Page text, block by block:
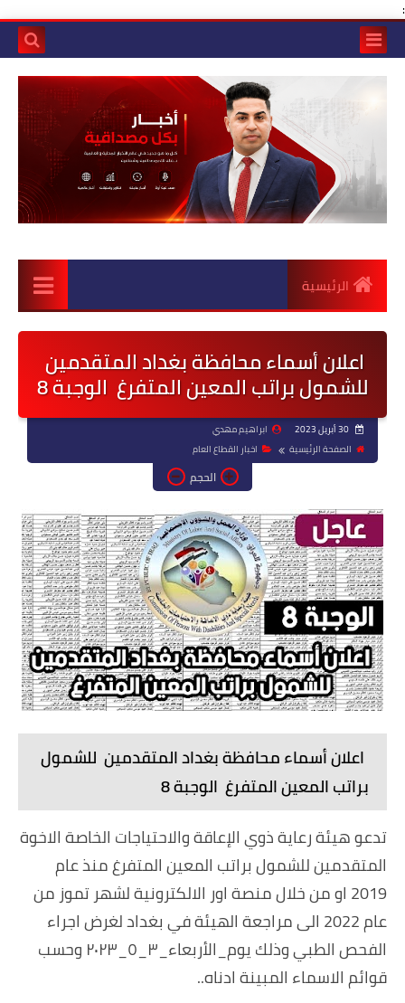
:
الرئيسية
اعلان أسماء محافظة بغداد المتقدمين
للشمول براتب المعين المتفرغ الوجبة 8
30 أبريل 2023
ابراهيم مهدي
الصفحة الرئيسية
اخبار القطاع العام
الحجم
اعلان أسماء محافظة بغداد المتقدمين للشمول
براتب المعين المتفرغ الوجبة 8
تدعو هيئة رعاية ذوي الإعاقة والاحتياجات الخاصة الاخوة
المتقدمين للشمول براتب المعين المتفرغ منذ عام
2019 او من خلال منصة اور الالكترونية لشهر تموز من
عام 2022 الى مراجعة الهيئة في بغداد لغرض اجراء
الفحص الطبي وذلك يوم_الأربعاء_٣_٥_٢٠٢٣ وحسب
قوائم الاسماء المبينة ادناه..